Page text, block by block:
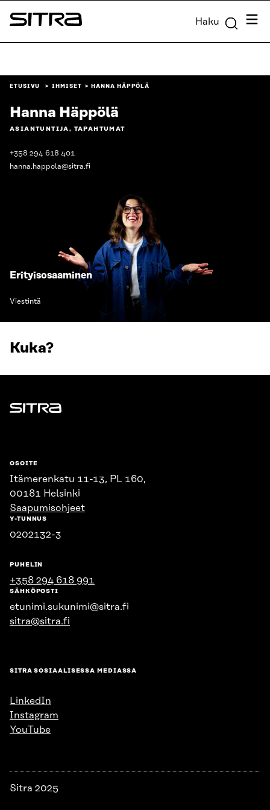
Siirry
suoraan
Sitra Haku
ETUSIVU IHMISET HANNA HÄPPÖLÄ
Hanna Häppölä
ASIANTUNTIJA, TAPAHTUMAT
+358 294 618 401
hanna.happola@sitra.fi
Erityisosaaminen
Viestintä
Kuka?
Sitra
OSOITE
Itämerenkatu 11-13, PL 160,
00181 Helsinki
Saapumisohjeet
Y-TUNNUS
0202132-3
PUHELIN
+358 294 618 991
SÄHKÖPOSTI
etunimi.sukunimi@sitra.fi
sitra@sitra.fi
SITRA SOSIAALISESSA MEDIASSA
LinkedIn
Instagram
YouTube
Sitra 2025